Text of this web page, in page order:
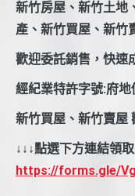
新竹房屋、新竹土地
產、新竹買屋、新竹
歡迎委託銷售，快速
經紀業特許字號:府
新竹買屋、新竹賣屋
↓↓↓點選下方連結領
https://forms.gle/